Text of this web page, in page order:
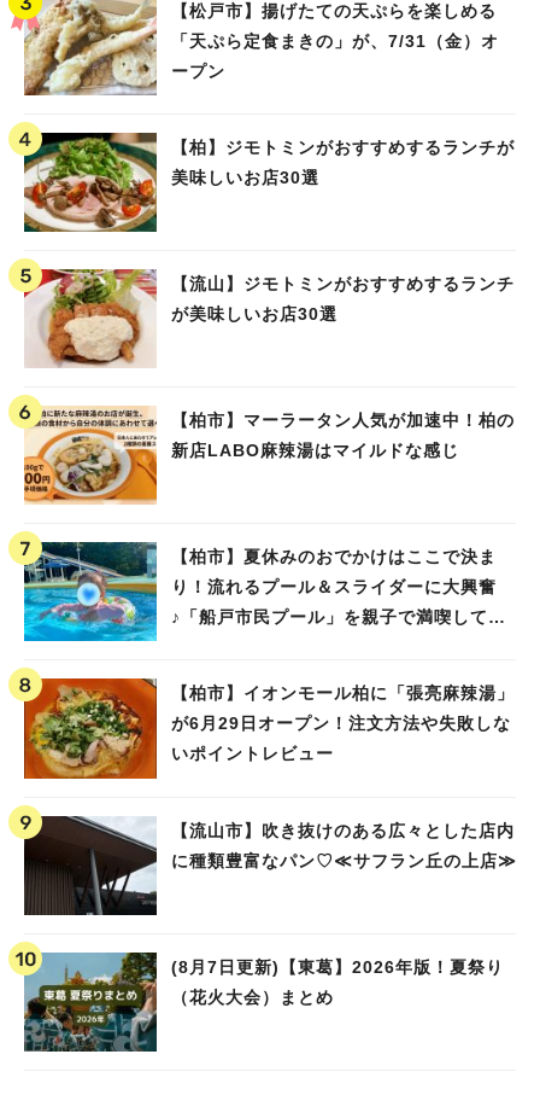
【松戸市】揚げたての天ぷらを楽しめる
「天ぷら定食まきの」が、7/31（金）オ
ープン
【柏】ジモトミンがおすすめするランチが
美味しいお店30選
【流山】ジモトミンがおすすめするランチ
が美味しいお店30選
【柏市】マーラータン人気が加速中！柏の
新店LABO麻辣湯はマイルドな感じ
【柏市】夏休みのおでかけはここで決ま
り！流れるプール＆スライダーに大興奮
♪「船戸市民プール」を親子で満喫してき
【柏市】イオンモール柏に「張亮麻辣湯」
が6月29日オープン！注文方法や失敗しな
いポイントレビュー
【流山市】吹き抜けのある広々とした店内
に種類豊富なパン♡≪サフラン丘の上店≫
(8月7日更新)【東葛】2026年版！夏祭り
（花火大会）まとめ